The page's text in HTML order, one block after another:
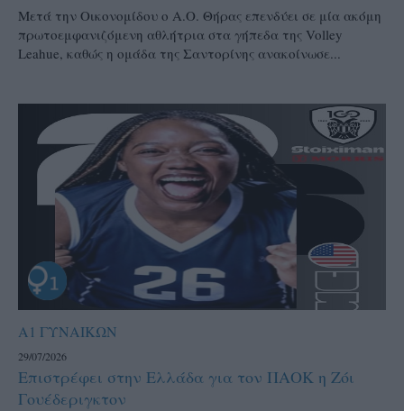
Μετά την Οικονομίδου ο Α.Ο. Θήρας επενδύει σε μία ακόμη
πρωτοεμφανιζόμενη αθλήτρια στα γήπεδα της Volley
Leahue, καθώς η ομάδα της Σαντορίνης ανακοίνωσε...
Α1 ΓΥΝΑΙΚΩΝ
29/07/2026
Επιστρέφει στην Ελλάδα για τον ΠΑΟΚ η Ζόι
Γουέδεριγκτον